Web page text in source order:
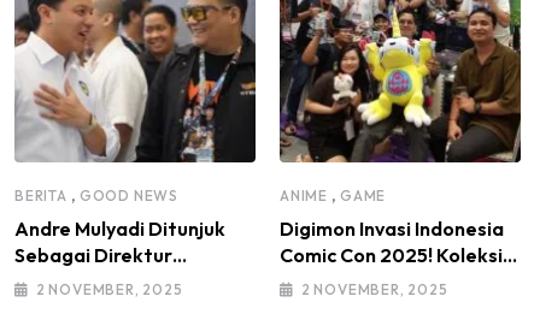
BERITA , GOOD NEWS
Andre Mulyadi Ditunjuk
Sebagai Direktur
Modifikasi dan Kendaraan
2 NOVEMBER, 2025
ANIME , GAME
Digimon Invasi Indonesia
Comic Con 2025! Koleksi
Mainan Komunitas DIGI-IN
2 NOVEMBER, 2025